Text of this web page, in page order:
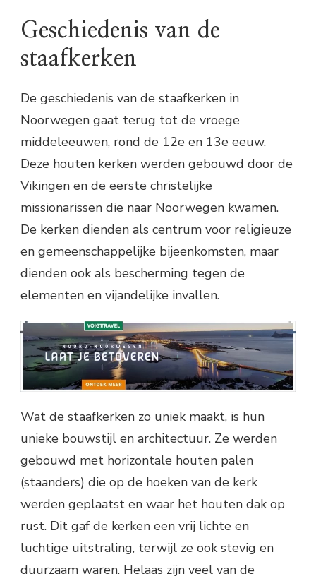
Geschiedenis van de
staafkerken
De geschiedenis van de staafkerken in
Noorwegen gaat terug tot de vroege
middeleeuwen, rond de 12e en 13e eeuw.
Deze houten kerken werden gebouwd door de
Vikingen en de eerste christelijke
missionarissen die naar Noorwegen kwamen.
De kerken dienden als centrum voor religieuze
en gemeenschappelijke bijeenkomsten, maar
dienden ook als bescherming tegen de
elementen en vijandelijke invallen.
Wat de staafkerken zo uniek maakt, is hun
unieke bouwstijl en architectuur. Ze werden
gebouwd met horizontale houten palen
(staanders) die op de hoeken van de kerk
werden geplaatst en waar het houten dak op
rust. Dit gaf de kerken een vrij lichte en
luchtige uitstraling, terwijl ze ook stevig en
duurzaam waren. Helaas zijn veel van de